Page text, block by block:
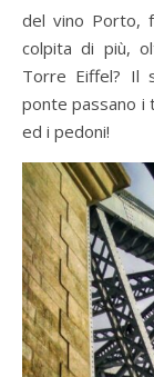
del vino Porto,
colpita di più,
Torre Eiffel? Il
ponte passano i
ed i pedoni!